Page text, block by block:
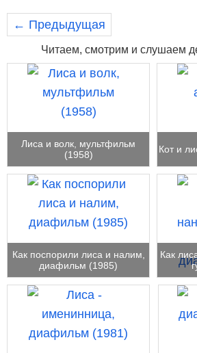
← Предыдущая
Читаем, смотрим и слушаем
Лиса и волк, мультфильм
(1958)
Кот и
Как поспорили лиса и налим,
диафильм (1985)
Как